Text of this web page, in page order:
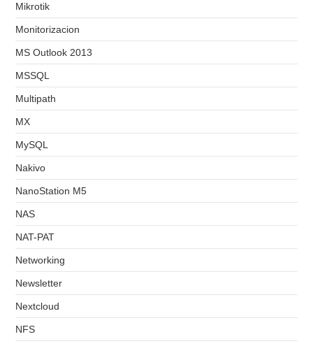
Mikrotik
Monitorizacion
MS Outlook 2013
MSSQL
Multipath
MX
MySQL
Nakivo
NanoStation M5
NAS
NAT-PAT
Networking
Newsletter
Nextcloud
NFS